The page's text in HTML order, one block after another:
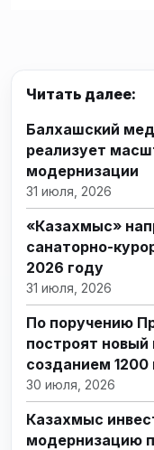
Читать далее:
Балхашский
реализует
модернизации
31 июля, 2026
«Казахмыс»
санаторно-
2026 году
31 июля, 2026
По поручению
построят
созданием
30 июля, 2026
Казахмыс
модернизацию